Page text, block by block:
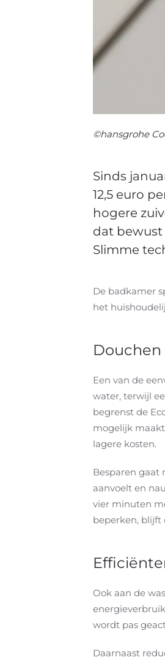
©hansgrohe
Sinds
12,5 euro
hogere
dat
Slimme
De badkamer
het
Een van de
water, terwijl
begrenst de
mogelijk
lagere kosten.
Besparen gaat
aanvoelt en
vier minuten
beperken,
Ook aan de
wordt pas
Daarnaast